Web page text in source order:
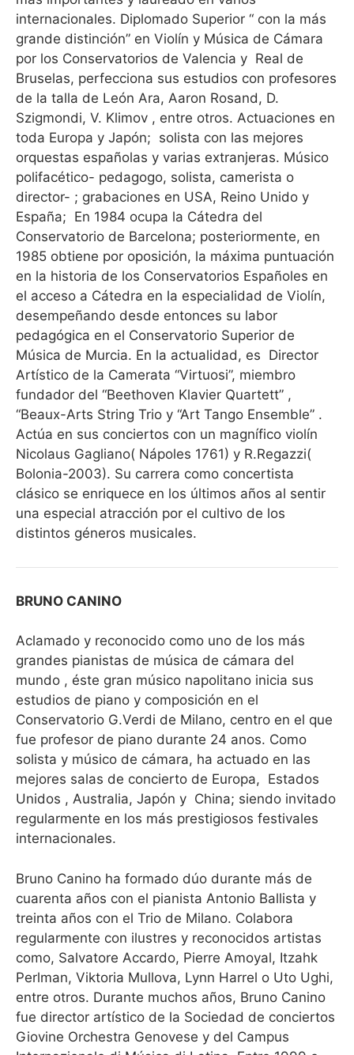
internacionales. Diplomado Superior “ con la más
grande distinción” en Violín y Música de Cámara
por los Conservatorios de Valencia y Real de
Bruselas, perfecciona sus estudios con profesores
de la talla de León Ara, Aaron Rosand, D.
Szigmondi, V. Klimov , entre otros. Actuaciones en
toda Europa y Japón; solista con las mejores
orquestas españolas y varias extranjeras. Músico
polifacético- pedagogo, solista, camerista o
director- ; grabaciones en USA, Reino Unido y
España; En 1984 ocupa la Cátedra del
Conservatorio de Barcelona; posteriormente, en
1985 obtiene por oposición, la máxima puntuación
en la historia de los Conservatorios Españoles en
el acceso a Cátedra en la especialidad de Violín,
desempeñando desde entonces su labor
pedagógica en el Conservatorio Superior de
Música de Murcia. En la actualidad, es Director
Artístico de la Camerata “Virtuosi”, miembro
fundador del “Beethoven Klavier Quartett” ,
“Beaux-Arts String Trio y “Art Tango Ensemble” .
Actúa en sus conciertos con un magnífico violín
Nicolaus Gagliano( Nápoles 1761) y R.Regazzi(
Bolonia-2003). Su carrera como concertista
clásico se enriquece en los últimos años al sentir
una especial atracción por el cultivo de los
distintos géneros musicales.
BRUNO CANINO
Aclamado y reconocido como uno de los más
grandes pianistas de música de cámara del
mundo , éste gran músico napolitano inicia sus
estudios de piano y composición en el
Conservatorio G.Verdi de Milano, centro en el que
fue profesor de piano durante 24 anos. Como
solista y músico de cámara, ha actuado en las
mejores salas de concierto de Europa, Estados
Unidos , Australia, Japón y China; siendo invitado
regularmente en los más prestigiosos festivales
internacionales.
Bruno Canino ha formado dúo durante más de
cuarenta años con el pianista Antonio Ballista y
treinta años con el Trio de Milano. Colabora
regularmente con ilustres y reconocidos artistas
como, Salvatore Accardo, Pierre Amoyal, Itzahk
Perlman, Viktoria Mullova, Lynn Harrel o Uto Ughi,
entre otros. Durante muchos años, Bruno Canino
fue director artístico de la Sociedad de conciertos
Giovine Orchestra Genovese y del Campus